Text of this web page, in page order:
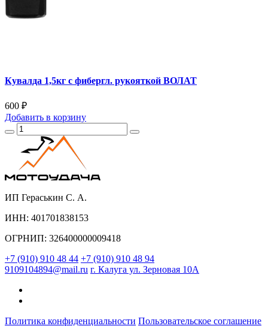
Кувалда 1,5кг с фибергл. рукояткой ВОЛАТ
600 ₽
Добавить в корзину
ИП Гераськин С. А.
ИНН: 401701838153
ОГРНИП: 326400000009418
+7 (910) 910 48 44 +7 (910) 910 48 94
9109104894@mail.ru г. Калуга ул. Зерновая 10А
Политика конфиденциальности Пользовательское соглашение